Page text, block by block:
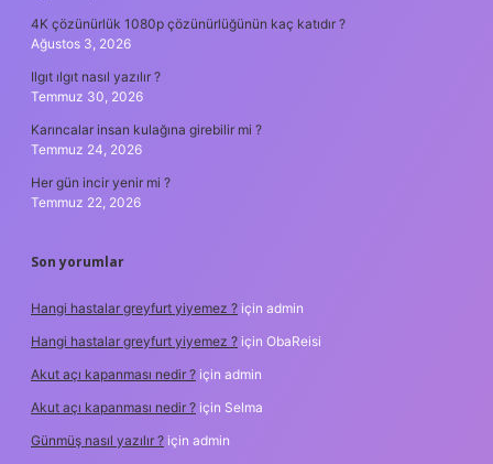
4K çözünürlük 1080p çözünürlüğünün kaç katıdır ?
Ağustos 3, 2026
Ilgıt ılgıt nasıl yazılır ?
Temmuz 30, 2026
Karıncalar insan kulağına girebilir mi ?
Temmuz 24, 2026
Her gün incir yenir mi ?
Temmuz 22, 2026
Son yorumlar
Hangi hastalar greyfurt yiyemez ? için admin
Hangi hastalar greyfurt yiyemez ? için ObaReisi
Akut açı kapanması nedir ? için admin
Akut açı kapanması nedir ? için Selma
Günmüş nasıl yazılır ? için admin